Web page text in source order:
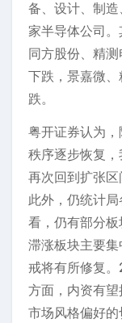
备、设计、制
家半导体公司。
同方股份、精
下跌，景嘉微
跌。
粤开证券认为
秩序逐步恢复，
再次回到扩张区
此外，仍统计
看，仍有部分板
滞涨板块主要
戒将有所修复
方面，内资有
市场风格偏好的